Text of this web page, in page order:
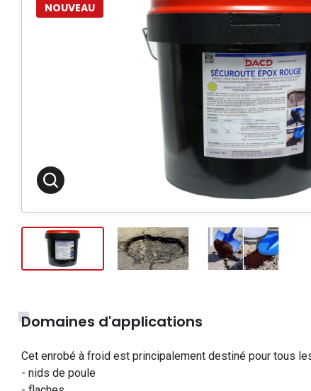
NOUVEAU
Domaines d'applications
Cet enrobé à froid est principalement destiné pour tous
- nids de poule